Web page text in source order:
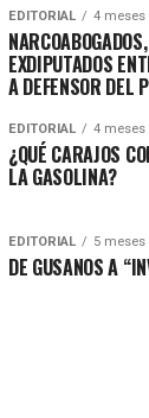
EDITORIAL 4 meses
EXDIPUTADOS
A DEFENSOR DEL
EDITORIAL 4 meses
¿QUÉ CARAJOS
LA GASOLINA?
EDITORIAL 5 meses
DE GUSANOS A